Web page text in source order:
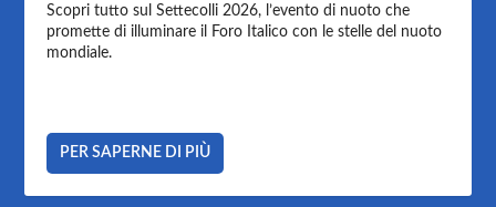
Scopri tutto sul Settecolli 2026, l’evento di nuoto che
promette di illuminare il Foro Italico con le stelle del nuoto
mondiale.
PER SAPERNE DI PIÙ